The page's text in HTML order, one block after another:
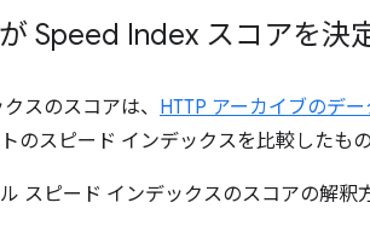
Speed Index スコアを決
スのスコアは、 HTTP アーカイブのデー
のスピード インデックスを比較したもの
スピード インデックスのスコアの解釈